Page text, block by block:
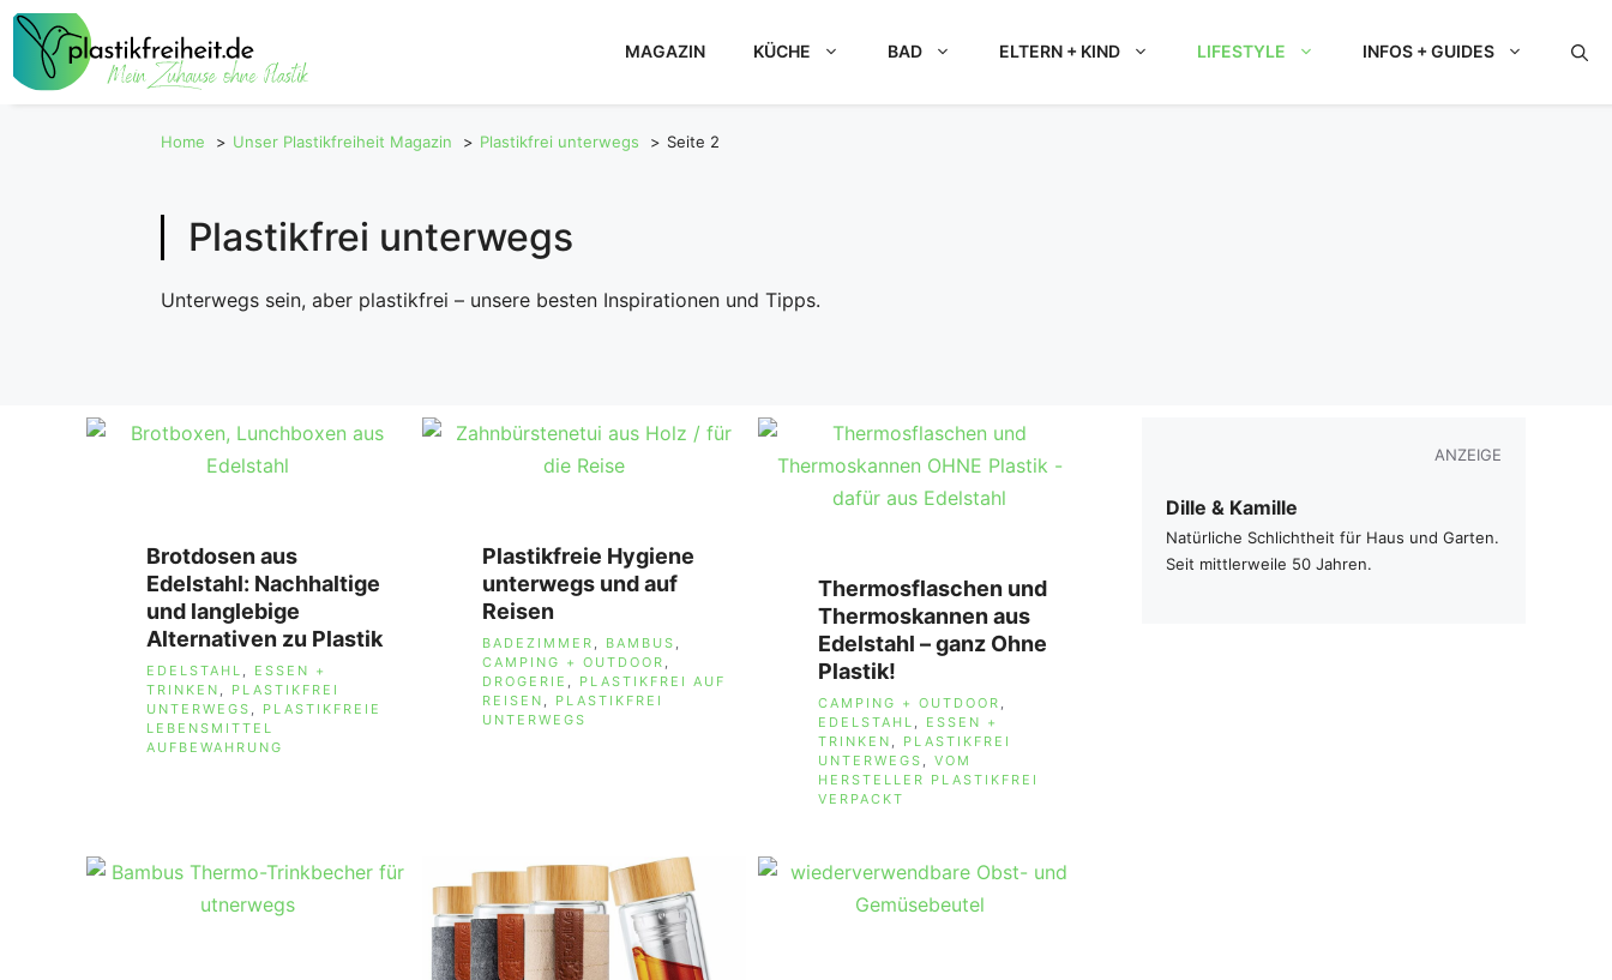
Zum
Inhalt
springen
MAGAZIN KÜCHE BAD ELTERN + KIND LIFESTYLE INFOS + GUIDES
Home Unser Plastikfreiheit Magazin Plastikfrei unterwegs Seite 2
Plastikfrei unterwegs
Unterwegs sein, aber plastikfrei – unsere besten Inspirationen und Tipps.
Brotdosen aus
Edelstahl: Nachhaltige
und langlebige
Alternativen zu Plastik
SCHLAGWÖRTER
EDELSTAHL
ESSEN +
TRINKEN
PLASTIKFREI
UNTERWEGS
PLASTIKFREIE
LEBENSMITTEL
AUFBEWAHRUNG
Plastikfreie Hygiene
unterwegs und auf
Reisen
SCHLAGWÖRTER
BADEZIMMER BAMBUS
CAMPING + OUTDOOR
DROGERIE
PLASTIKFREI AUF
REISEN
PLASTIKFREI
UNTERWEGS
Thermosflaschen und
Thermoskannen aus
Edelstahl – ganz Ohne
Plastik!
SCHLAGWÖRTER
CAMPING + OUTDOOR
EDELSTAHL
ESSEN +
TRINKEN
PLASTIKFREI
UNTERWEGS
VOM
HERSTELLER PLASTIKFREI
VERPACKT
ANZEIGE
Dille & Kamille
Natürliche Schlichtheit für Haus und Garten.
Seit mittlerweile 50 Jahren.